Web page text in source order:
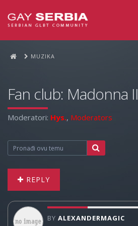
MUZIKA
Fan club: Madonna II
Moderatori: Hys., Moderators
REPLY
BY ALEXANDERMAGIC